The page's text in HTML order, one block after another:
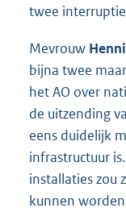
twee
Mevrouw
bijna twee
het AO over
de uitzending
eens duidelijk
infrastructuur
installaties zou
kunnen